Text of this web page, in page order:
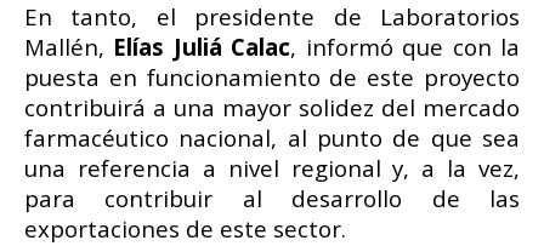
En tanto, el presidente de Laboratorios
Mallén, Elías Juliá Calac, informó que con la
puesta en funcionamiento de este proyecto
contribuirá a una mayor solidez del mercado
farmacéutico nacional, al punto de que sea
una referencia a nivel regional y, a la vez,
para contribuir al desarrollo de las
exportaciones de este sector.